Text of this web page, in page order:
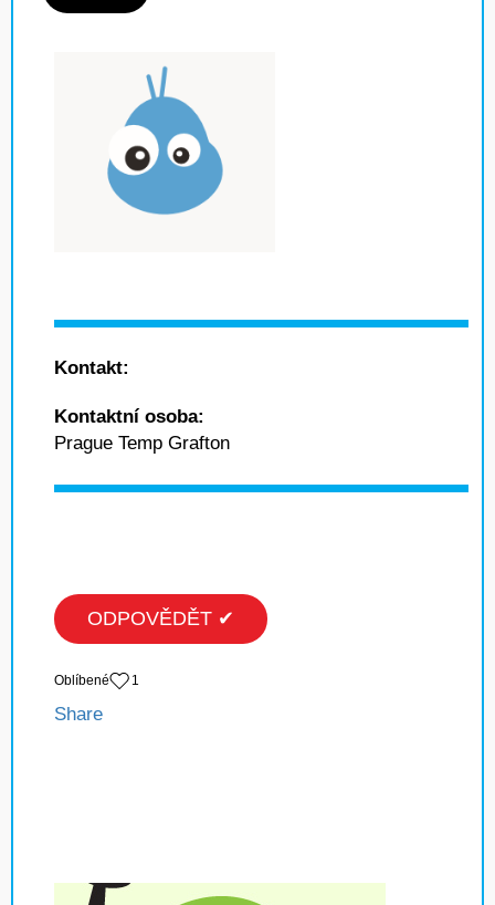
Kontakt:
Kontaktní osoba:
Prague Temp Grafton
ODPOVĚDĚT ✔
Oblíbené 1
Share